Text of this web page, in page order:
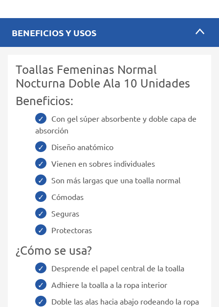
BENEFICIOS Y USOS
Toallas Femeninas Normal
Nocturna Doble Ala 10 Unidades
Beneficios:
Con gel súper absorbente y doble capa de
absorción
Diseño anatómico
Vienen en sobres individuales
Son más largas que una toalla normal
Cómodas
Seguras
Protectoras
¿Cómo se usa?
Desprende el papel central de la toalla
Adhiere la toalla a la ropa interior
Doble las alas hacia abajo rodeando la ropa